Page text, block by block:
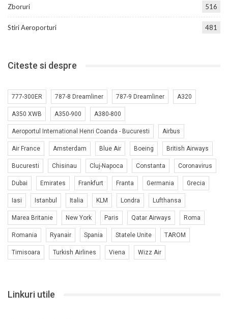
Zboruri 516
Stiri Aeroporturi 481
Citeste si despre
777-300ER 787-8 Dreamliner 787-9 Dreamliner A320
A350 XWB A350-900 A380-800
Aeroportul International Henri Coanda - Bucuresti Airbus
Air France Amsterdam Blue Air Boeing British Airways
Bucuresti Chisinau Cluj-Napoca Constanta Coronavirus
Dubai Emirates Frankfurt Franta Germania Grecia
Iasi Istanbul Italia KLM Londra Lufthansa
Marea Britanie New York Paris Qatar Airways Roma
Romania Ryanair Spania Statele Unite TAROM
Timisoara Turkish Airlines Viena Wizz Air
Linkuri utile